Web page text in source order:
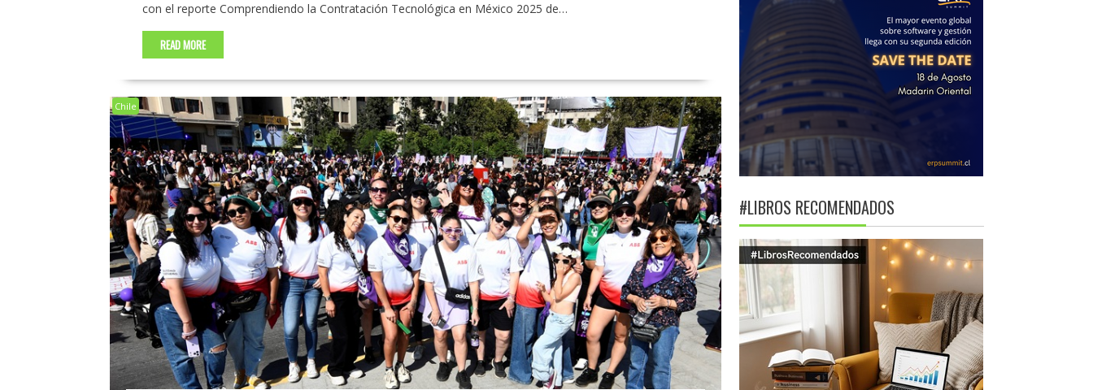
con el reporte Comprendiendo la Contratación Tecnológica en México 2025 de…
READ MORE
Chile
#LIBROS RECOMENDADOS